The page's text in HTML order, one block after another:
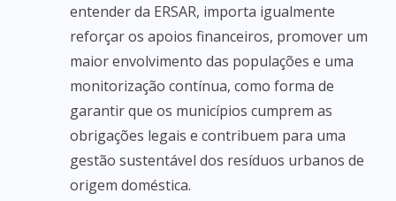
entender da ERSAR, importa igualmente
reforçar os apoios financeiros, promover um
maior envolvimento das populações e uma
monitorização contínua, como forma de
garantir que os municípios cumprem as
obrigações legais e contribuem para uma
gestão sustentável dos resíduos urbanos de
origem doméstica.